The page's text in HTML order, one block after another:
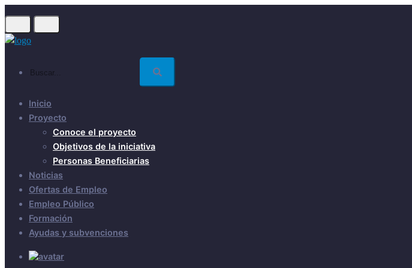
main
Inicio
Proyecto
Conoce el proyecto
Objetivos de la iniciativa
Personas Beneficiarias
Noticias
Ofertas de Empleo
Empleo Público
Formación
Ayudas y subvenciones